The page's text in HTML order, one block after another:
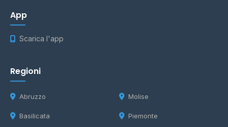
App
Scarica l'app
Regioni
Abruzzo
Basilicata
Molise
Piemonte